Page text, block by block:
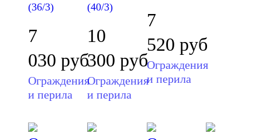
(36/3)
7
030 руб
Ограждения
и перила
(40/3)
10
300руб
Ограждения
и перила
7
520 руб
Ограждения
и перила